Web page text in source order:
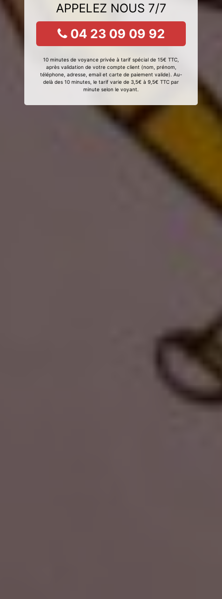
APPELEZ NOUS 7/7
04 23 09 09 92
10 minutes de voyance privée à tarif spécial de 15€ TTC,
après validation de votre compte client (nom, prénom,
téléphone, adresse, email et carte de paiement valide). Au-
delà des 10 minutes, le tarif varie de 3,5€ à 9,5€ TTC par
minute selon le voyant.